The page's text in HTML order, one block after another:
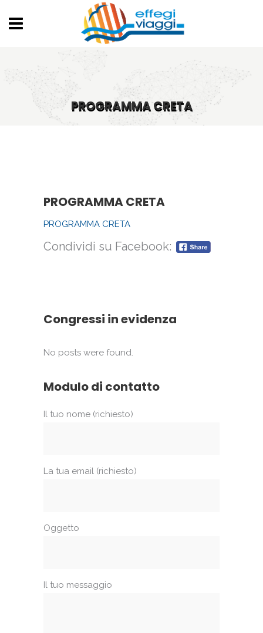
PROGRAMMA CRETA
PROGRAMMA CRETA
PROGRAMMA CRETA
Condividi su Facebook:
Congressi in evidenza
No posts were found.
Modulo di contatto
Il tuo nome (richiesto)
La tua email (richiesto)
Oggetto
Il tuo messaggio